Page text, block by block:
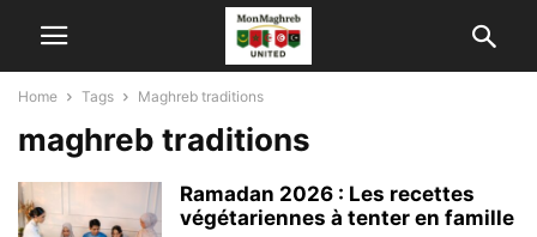
Home Tags Maghreb traditions
maghreb traditions
Ramadan 2026 : Les recettes
végétariennes à tenter en famille